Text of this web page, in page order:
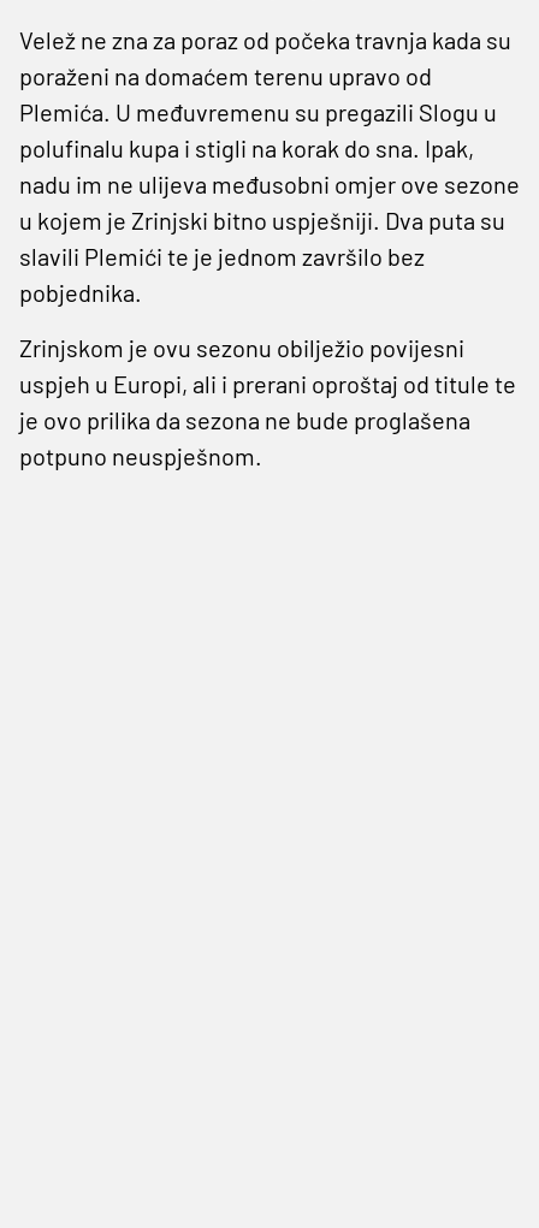
Velež ne zna za poraz od počeka travnja kada su
poraženi na domaćem terenu upravo od
Plemića. U međuvremenu su pregazili Slogu u
polufinalu kupa i stigli na korak do sna. Ipak,
nadu im ne ulijeva međusobni omjer ove sezone
u kojem je Zrinjski bitno uspješniji. Dva puta su
slavili Plemići te je jednom završilo bez
pobjednika.
Zrinjskom je ovu sezonu obilježio povijesni
uspjeh u Europi, ali i prerani oproštaj od titule te
je ovo prilika da sezona ne bude proglašena
potpuno neuspješnom.